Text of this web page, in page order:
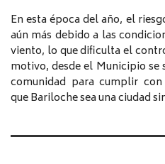
En esta época del año, el
aún más debido a las
viento, lo que dificulta el
motivo, desde el Municipio
comunidad para cumplir
que Bariloche sea una ciudad